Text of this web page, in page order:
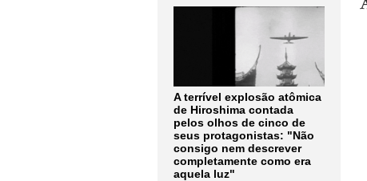
A terrível explosão atômica
de Hiroshima contada
pelos olhos de cinco de
seus protagonistas: "Não
consigo nem descrever
completamente como era
aquela luz"